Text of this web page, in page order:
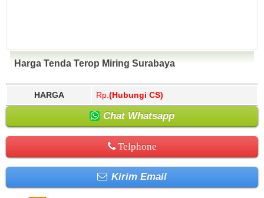
Harga Tenda Terop Miring Surabaya
HARGA Rp. (Hubungi CS)
Chat Whatsapp
Telphone
Kirim Email